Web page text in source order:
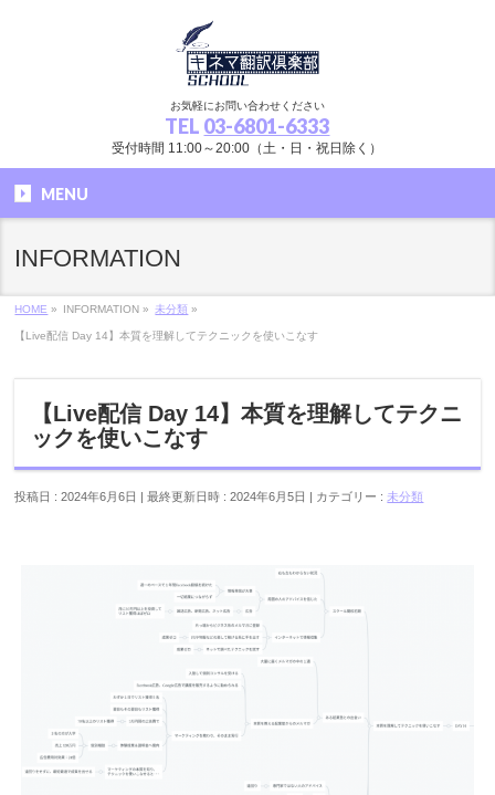
お気軽にお問い合わせください
TEL 03-6801-6333
受付時間 11:00～20:00（土・日・祝日除く）
MENU
INFORMATION
HOME » INFORMATION » 未分類 »
【Live配信 Day 14】本質を理解してテクニックを使いこなす
【Live配信 Day 14】本質を理解してテクニ
ックを使いこなす
投稿日 : 2024年6月6日 最終更新日時 : 2024年6月5日 カテゴリー : 未分類